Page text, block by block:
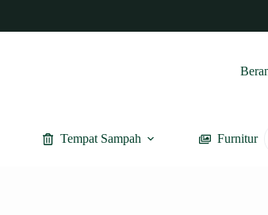
Tempat Sampah Furnitur